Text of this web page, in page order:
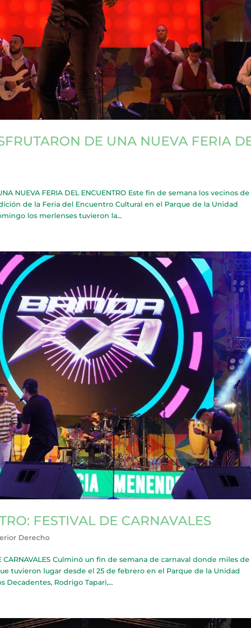
DE UNA NUEVA FERIA
NUEVA FERIA DEL ENCUENTRO Este fin de semana los vecinos de
de la Feria del Encuentro Cultural en el Parque de la Unidad
los merlenses tuvieron la...
FESTIVAL DE CARNAVALES
Derecho
CARNAVALES Culminó un fin de semana de carnaval donde miles de
tuvieron lugar desde el 25 de febrero en el Parque de la Unidad
Decadentes, Rodrigo Tapari,...